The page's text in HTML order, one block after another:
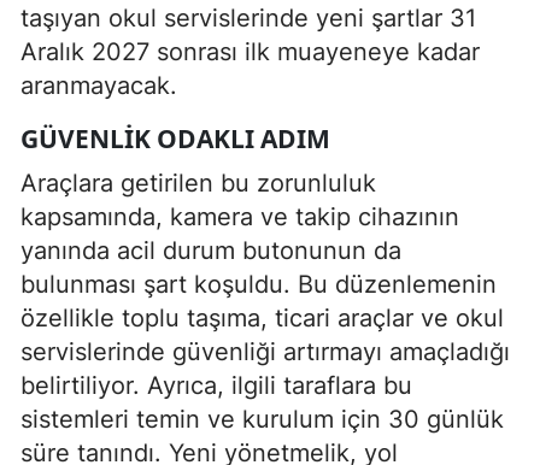
taşıyan okul servislerinde yeni şartlar 31
Aralık 2027 sonrası ilk muayeneye kadar
aranmayacak.
GÜVENLIK ODAKLI ADIM
Araçlara getirilen bu zorunluluk
kapsamında, kamera ve takip cihazının
yanında acil durum butonunun da
bulunması şart koşuldu. Bu düzenlemenin
özellikle toplu taşıma, ticari araçlar ve okul
servislerinde güvenliği artırmayı amaçladığı
belirtiliyor. Ayrıca, ilgili taraflara bu
sistemleri temin ve kurulum için 30 günlük
süre tanındı. Yeni yönetmelik, yol